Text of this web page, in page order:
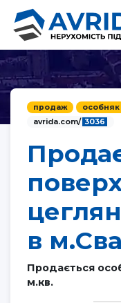
продаж
особняк
avrida.com/ 3036
в
Продається
м.кв.